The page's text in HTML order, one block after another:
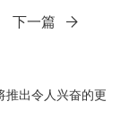
下一篇
推出令人兴奋的更